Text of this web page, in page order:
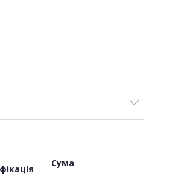
Сума